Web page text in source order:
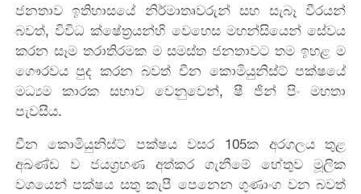
ජනතාව ඉතිහාසයේ නිර්මාතෘවරුන් සහ සැබෑ වීරයන්
බවත්, විවිධ ක්ෂේත්‍රයන්හි වෙහෙස මහන්සියෙන් සේවය
කරන සෑම තරාතිරමක ම සමස්ත ජනතාවට තම ඉහළ ම
ගෞරවය පුද කරන බවත් චීන කොමියුනිස්ට් පක්ෂයේ
මධ්‍යම කාරක සභාව වෙනුවෙන්, ෂී ජින් පිං මහතා
පැවසීය.
චීන කොමියුනිස්ට් පක්ෂය වසර 105ක අරගලය තුළ
අඛණ්ඩ ව ජයග්‍රහණ අත්කර ගැනීමේ හේතුව මූලික
වශයෙන් පක්ෂය සතු කැපී පෙනෙන ගුණාංග වන බවත්